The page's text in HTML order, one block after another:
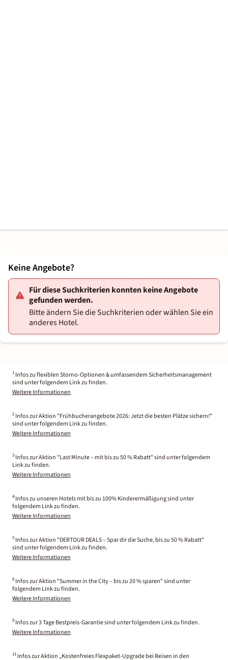
Keine Angebote?
Für diese Suchkriterien konnten keine Angebote
gefunden werden.
Bitte ändern Sie die Suchkriterien oder wählen Sie ein
anderes Hotel.
1 Infos zu flexiblen Storno-Optionen & umfassendem Sicherheitsmanagement
sind unter folgendem Link zu finden.
Weitere Informationen
2 Infos zur Aktion "Frühbucherangebote 2026: Jetzt die besten Plätze sichern!"
sind unter folgendem Link zu finden.
Weitere Informationen
3 Infos zur Aktion "Last Minute – mit bis zu 50 % Rabatt" sind unter folgendem
Link zu finden.
Weitere Informationen
4 Infos zu unseren Hotels mit bis zu 100% Kinderermäßigung sind unter
folgendem Link zu finden.
Weitere Informationen
5 Infos zur Aktion "DERTOUR DEALS – Spar dir die Suche, bis zu 50 % Rabatt"
sind unter folgendem Link zu finden.
Weitere Informationen
6 Infos zur Aktion "Summer in the City – bis zu 20 % sparen" sind unter
folgendem Link zu finden.
Weitere Informationen
9 Infos zur 3 Tage Bestpreis-Garantie sind unter folgendem Link zu finden.
Weitere Informationen
11 Infos zur Aktion „Kostenfreies Flexpaket-Upgrade bei Reisen in den